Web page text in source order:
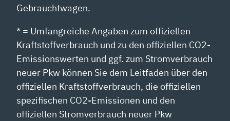
Gebrauchtwagen.
* = Umfangreiche Angaben zum offiziellen
Kraftstoffverbrauch und zu den offiziellen CO2-
Emissionswerten und ggf. zum Stromverbrauch
neuer Pkw können Sie dem Leitfaden über den
offiziellen Kraftstoffverbrauch, die offiziellen
spezifischen CO2-Emissionen und den
offiziellen Stromverbrauch neuer Pkw